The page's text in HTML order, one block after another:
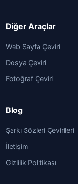
Diğer Araçlar
Web Sayfa Çeviri
Dosya Çeviri
Fotoğraf Çeviri
Blog
Şarkı Sözleri Çevirileri
İletişim
Gizlilik Politikası